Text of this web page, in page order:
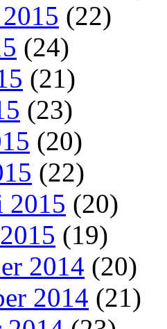
(22)
(24)
(21)
(23)
(20)
(22)
2015 (20)
(19)
2014 (20)
2014 (21)